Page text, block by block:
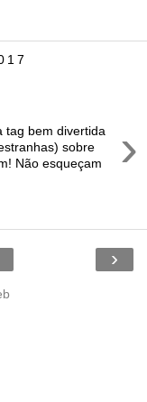
›
tag bem divertida
sobre
Não esqueçam
›